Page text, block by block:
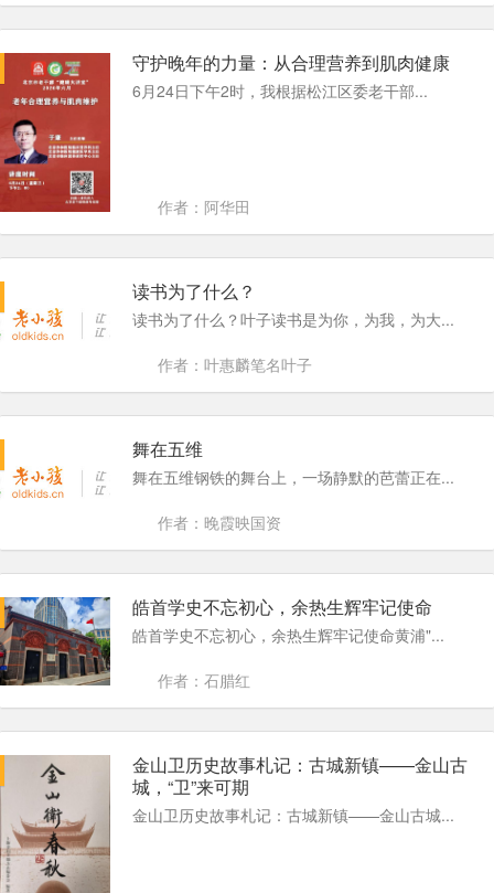
守护晚年的力量：从合理营养到肌肉健康
6月24日下午2时，我根据松江区委老干部...
作者：阿华田
读书为了什么？
读书为了什么？叶子读书是为你，为我，为大...
作者：叶惠麟笔名叶子
舞在五维
舞在五维钢铁的舞台上，一场静默的芭蕾正在...
作者：晚霞映国资
皓首学史不忘初心，余热生辉牢记使命
皓首学史不忘初心，余热生辉牢记使命黄浦"...
作者：石腊红
金山卫历史故事札记：古城新镇——金山古
城，“卫”来可期
金山卫历史故事札记：古城新镇——金山古城...